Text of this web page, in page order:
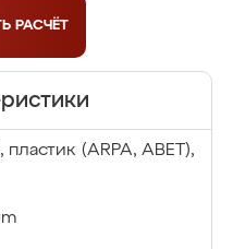
РАСЧЁТ
(ARPA, ABET),